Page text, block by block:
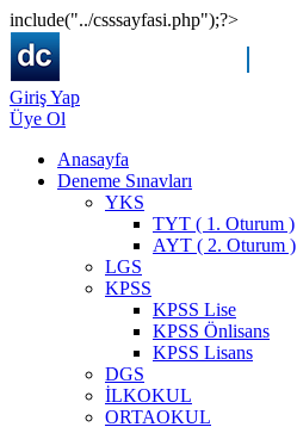
include("../csssayfasi.php");?>
Giriş Yap
Üye Ol
Anasayfa
Deneme Sınavları
YKS
TYT ( 1. Oturum )
AYT ( 2. Oturum )
LGS
KPSS
KPSS Lise
KPSS Önlisans
KPSS Lisans
DGS
İLKOKUL
ORTAOKUL